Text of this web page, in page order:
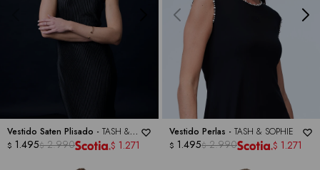
Vestido Saten Plisado - TASH &
SOPHIE
$ 1.495$ 2.990 $ 1.271
Vestido Perlas - TASH & SOPHIE
$ 1.495$ 2.990 $ 1.271